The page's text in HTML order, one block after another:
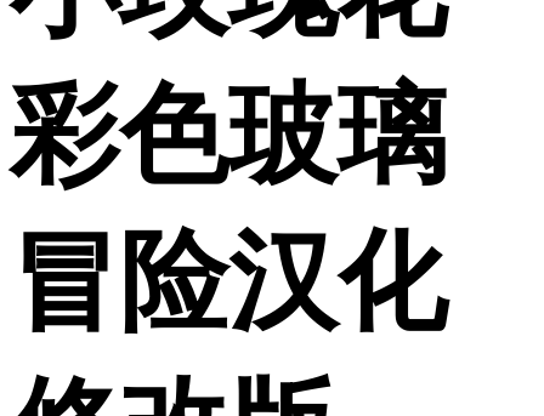
彩色玻璃
冒险汉化